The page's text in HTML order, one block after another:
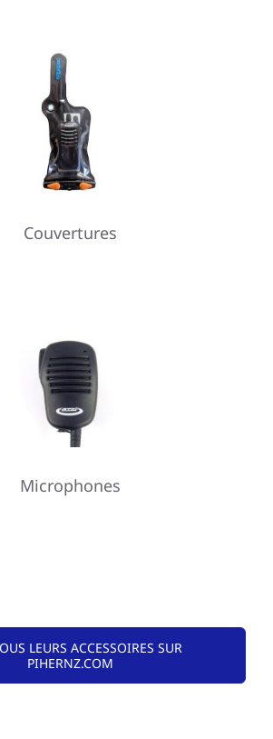
Couvertures
Microphones
LEURS ACCESSOIRES SUR
PIHERNZ.COM